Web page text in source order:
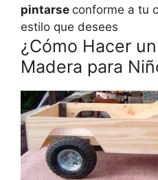
pintarse conforme a tu
estilo que desees
¿Cómo Hacer
Madera para